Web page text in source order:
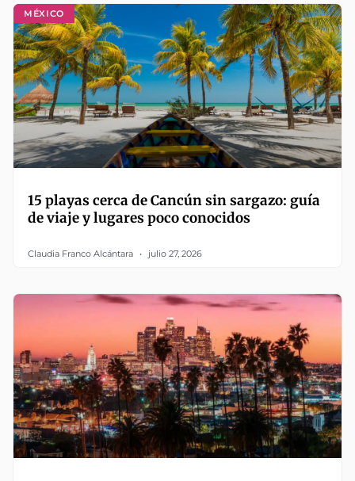
MÉXICO
15 playas cerca de Cancún sin sargazo: guía
de viaje y lugares poco conocidos
Claudia Franco Alcántara julio 27, 2026